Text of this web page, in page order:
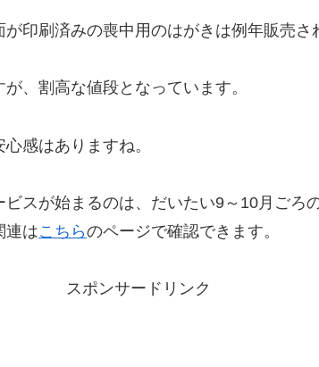
印刷済みの喪中用のはがきは例年販売さ
、割高な値段となっています。
感はありますね。
スが始まるのは、だいたい9～10月ごろ
連はこちらのページで確認できます。
スポンサードリンク